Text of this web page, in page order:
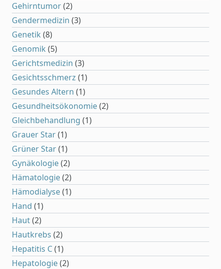
Gehirntumor(2)
Gendermedizin (3)
Genetik (8)
Genomik (5)
Gerichtsmedizin (3)
Gesichtsschmerz (1)
Gesundes Altern (1)
Gesundheitsökonomie(2)
Gleichbehandlung (1)
Grauer Star(1)
Grüner Star(1)
Gynäkologie(2)
Hämatologie(2)
Hämodialyse(1)
Hand (1)
Haut(2)
Hautkrebs (2)
Hepatitis C(1)
Hepatologie(2)